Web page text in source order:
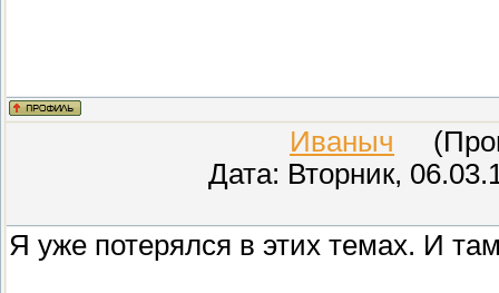
Иваныч
Дата: Вторник,
Я уже потерялся в этих темах. И